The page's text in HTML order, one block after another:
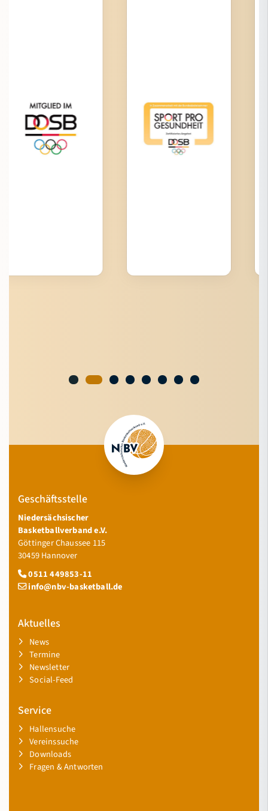
Geschäftsstelle
Niedersächsischer
Basketballverband e.V.
Göttinger Chaussee 115
30459 Hannover
0511 449853-11
info@nbv-basketball.de
Aktuelles
News
Termine
Newsletter
Social-Feed
Service
Hallensuche
Vereinssuche
Downloads
Fragen & Antworten